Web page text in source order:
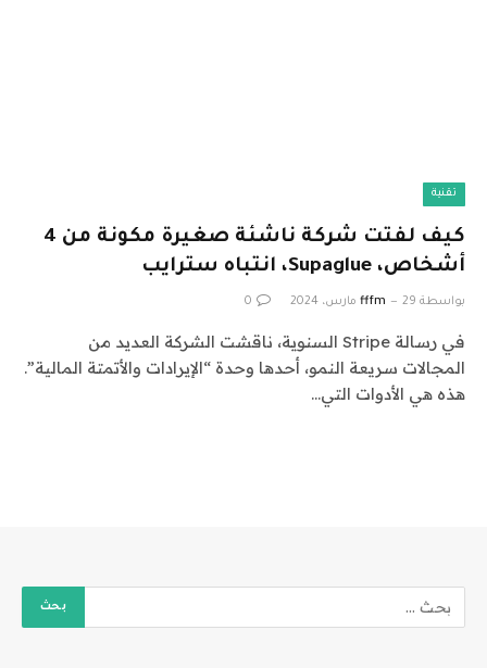
تقنية
كيف لفتت شركة ناشئة صغيرة مكونة من 4
أشخاص، Supaglue، انتباه سترايب
بواسطة fffm 29 مارس، 2024 0
في رسالة Stripe السنوية، ناقشت الشركة العديد من
المجالات سريعة النمو، أحدها وحدة “الإيرادات والأتمتة المالية”.
هذه هي الأدوات التي…